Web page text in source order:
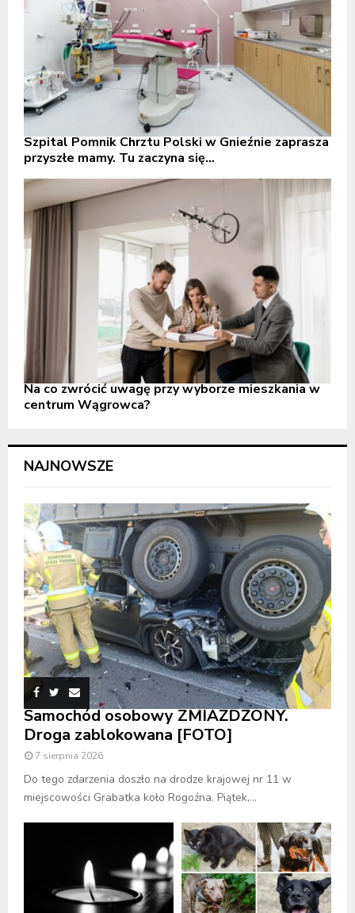
Szpital Pomnik Chrztu Polski w Gnieźnie zaprasza
przyszłe mamy. Tu zaczyna się...
Na co zwrócić uwagę przy wyborze mieszkania w
centrum Wągrowca?
NAJNOWSZE
Samochód osobowy ZMIAŻDŻONY.
Droga zablokowana [FOTO]
7 sierpnia 2026
Do tego zdarzenia doszło na drodze krajowej nr 11 w
miejscowości Grabatka koło Rogoźna. Piątek,...